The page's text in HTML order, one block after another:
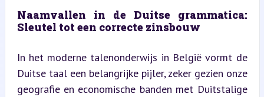
Naamvallen in de Duitse grammatica:
Sleutel tot een correcte zinsbouw
In het moderne talenonderwijs in België vormt de
Duitse taal een belangrijke pijler, zeker gezien onze
geografie en economische banden met Duitstalige